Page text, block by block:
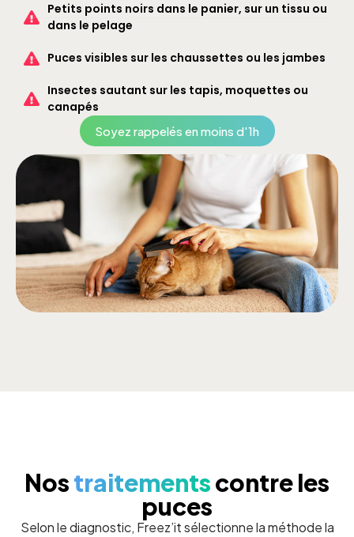
Petits points noirs dans le panier, sur un tissu ou
dans le pelage
Puces visibles sur les chaussettes ou les jambes
Insectes sautant sur les tapis, moquettes ou
canapés
Soyez rappelés en moins d'1h
Nostraitementscontre les
puces
Selon le diagnostic, Freez’it sélectionne la méthode la